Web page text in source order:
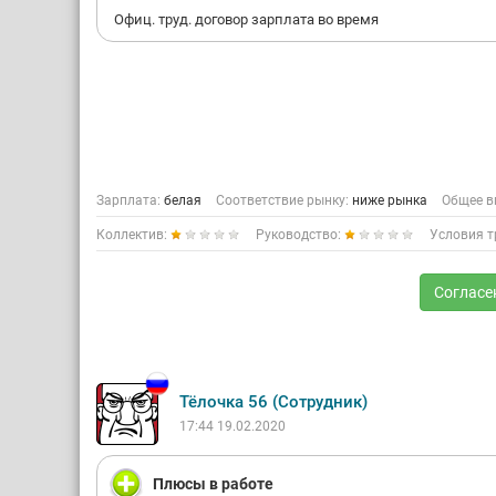
Офиц. труд. договор зарплата во время
Зарплата: белая Соответствие рынку: ниже рынка Общее
Коллектив: Руководство: Условия
Тёлочка 56 (Сотрудник)
17:44 19.02.2020
Плюсы в работе